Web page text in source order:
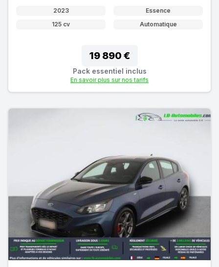
2023
Essence
125 cv
Automatique
19 890 €
Pack essentiel inclus
En savoir plus sur nos tarifs